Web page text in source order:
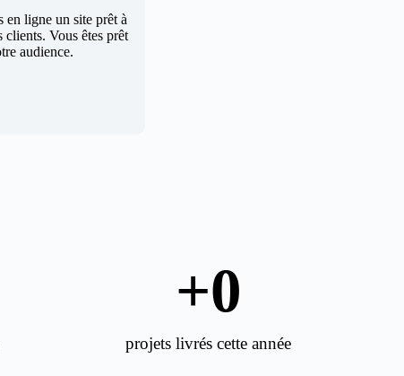
en ligne un site prêt à
clients. Vous êtes prêt
audience.
projets livrés cette année
+0